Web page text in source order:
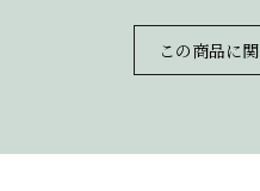
この商品に